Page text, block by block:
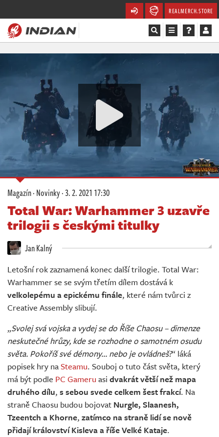
REALMERCH.STORE
Videa
Soutěže
Databáze
Komunita
Redakce
Živě
Magazín·Novinky·3. 2. 2021 17:30
Total War: Warhammer 3 uzavře
trilogii s českými titulky
Jan Kalný
Letošní rok zaznamená konec další trilogie. Total War:
Warhammer se se svým třetím dílem dostává k
velkolepému a epickému finále, které nám tvůrci z
Creative Assembly slibují.
„Svolej svá vojska a vydej se do Říše Chaosu – dimenze
neskutečné hrůzy, kde se rozhodne o samotném osudu
světa. Pokoříš své démony... nebo je ovládneš?“ láká
popisek hry naSteamu. Souboj o tuto část světa, který
má být podle PC Gameru asi dvakrát větší než mapa
druhého dílu, s sebou svede celkem šest frakcí. Na
straně Chaosu budou bojovat Nurgle, Slaanesh,
Tzeentch a Khorne, zatímco na straně lidí se nově
přidají království Kisleva a říše Velké Kataje.